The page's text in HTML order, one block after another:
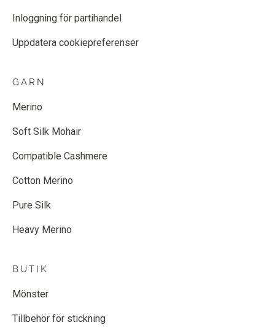
Inloggning för partihandel
Uppdatera cookiepreferenser
GARN
Merino
Soft Silk Mohair
Compatible Cashmere
Cotton Merino
Pure Silk
Heavy Merino
BUTIK
Mönster
Tillbehör för stickning